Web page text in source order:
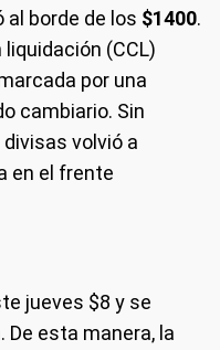
borde de los $1400.
(CCL)
por una
cambiario. Sin
volvió a
en el frente
jueves $8 y se
De esta manera, la